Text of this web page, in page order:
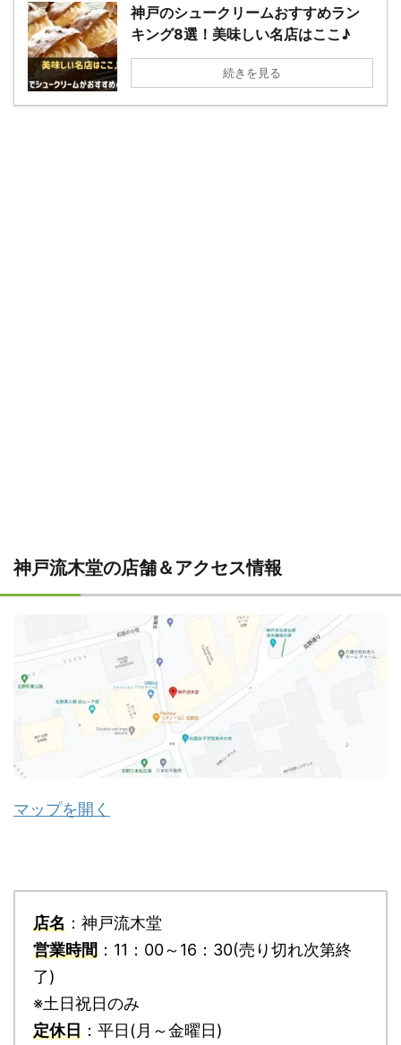
神戸のシュークリームおすすめラン
キング8選！美味しい名店はここ♪
続きを見る
神戸流木堂の店舗＆アクセス情報
マップを開く
店名 ：神戸流木堂
営業時間 ：11：00～16：30(売り切れ次第終
了)
※土日祝日のみ
定休日 ：平日(月～金曜日)